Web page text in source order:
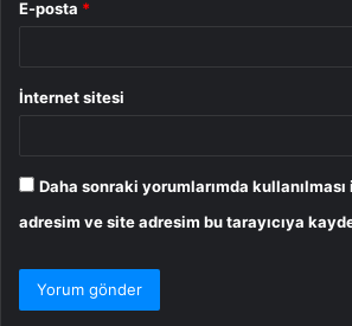
E-posta *
İnternet sitesi
Daha sonraki yorumlarımda
adresim ve site adresim bu tarayıcıya